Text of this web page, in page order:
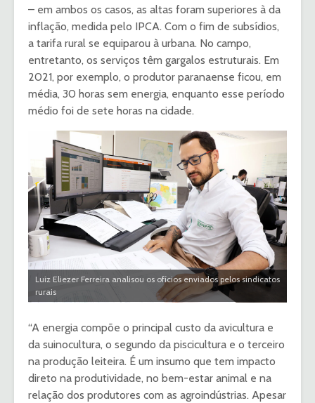
– em ambos os casos, as altas foram superiores à da
inflação, medida pelo IPCA. Com o fim de subsídios,
a tarifa rural se equiparou à urbana. No campo,
entretanto, os serviços têm gargalos estruturais. Em
2021, por exemplo, o produtor paranaense ficou, em
média, 30 horas sem energia, enquanto esse período
médio foi de sete horas na cidade.
Luiz Eliezer Ferreira analisou os ofícios enviados pelos sindicatos
rurais
“A energia compõe o principal custo da avicultura e
da suinocultura, o segundo da piscicultura e o terceiro
na produção leiteira. É um insumo que tem impacto
direto na produtividade, no bem-estar animal e na
relação dos produtores com as agroindústrias. Apesar